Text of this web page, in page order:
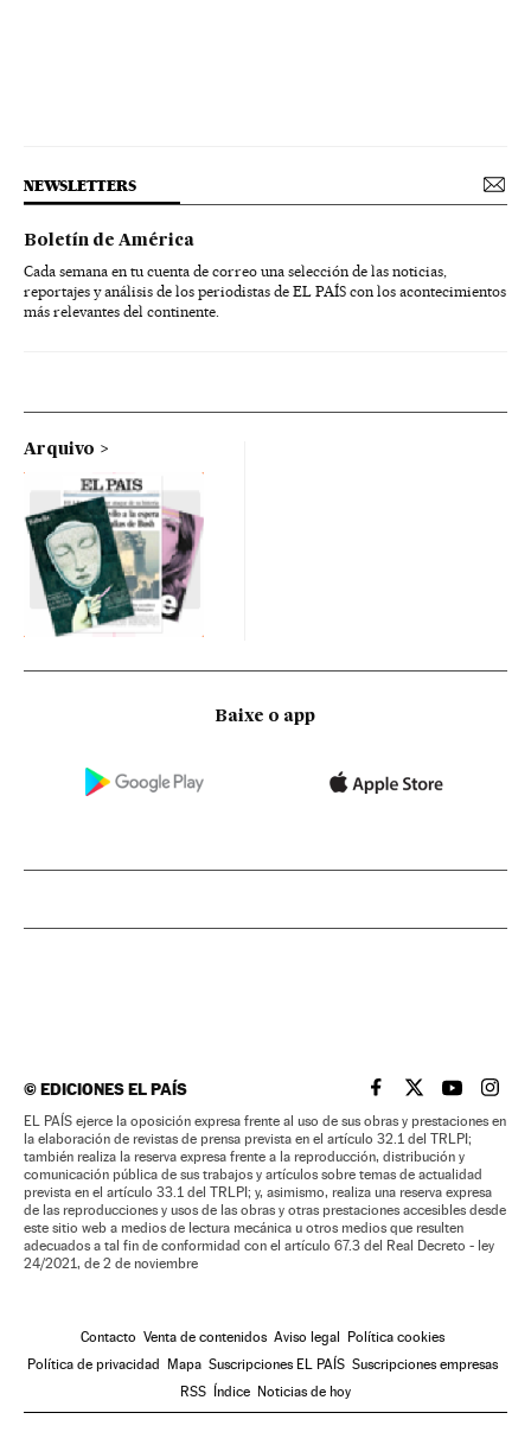
NEWSLETTERS
Boletín de América
Cada semana en tu cuenta de correo una selección de las noticias,
reportajes y análisis de los periodistas de EL PAÍS con los acontecimientos
más relevantes del continente.
Arquivo
Baixe o app
©EDICIONES EL PAÍS EL PAÍS BRASIL EN
EL PAÍSEL PAÍS
EL
EL PAÍS ejerce la oposición expresa frente al uso de sus obras y prestaciones en
la elaboración de revistas de prensa prevista en el artículo 32.1 del TRLPI;
también realiza la reserva expresa frente a la reproducción, distribución y
comunicación pública de sus trabajos y artículos sobre temas de actualidad
prevista en el artículo 33.1 del TRLPI; y, asimismo, realiza una reserva expresa
de las reproducciones y usos de las obras y otras prestaciones accesibles desde
este sitio web a medios de lectura mecánica u otros medios que resulten
adecuados a tal fin de conformidad con el artículo 67.3 del Real Decreto - ley
24/2021, de 2 de noviembre
Contacto Venta de contenidos Aviso legal Política cookies
Política de privacidad Mapa Suscripciones EL PAÍS Suscripciones empresas
RSS Índice Noticias de hoy